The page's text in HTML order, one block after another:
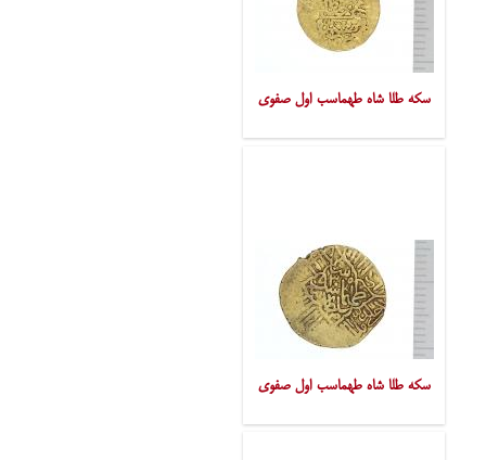
سکه طلا شاه طهماسب اول صفوی
سکه طلا شاه طهماسب اول صفوی